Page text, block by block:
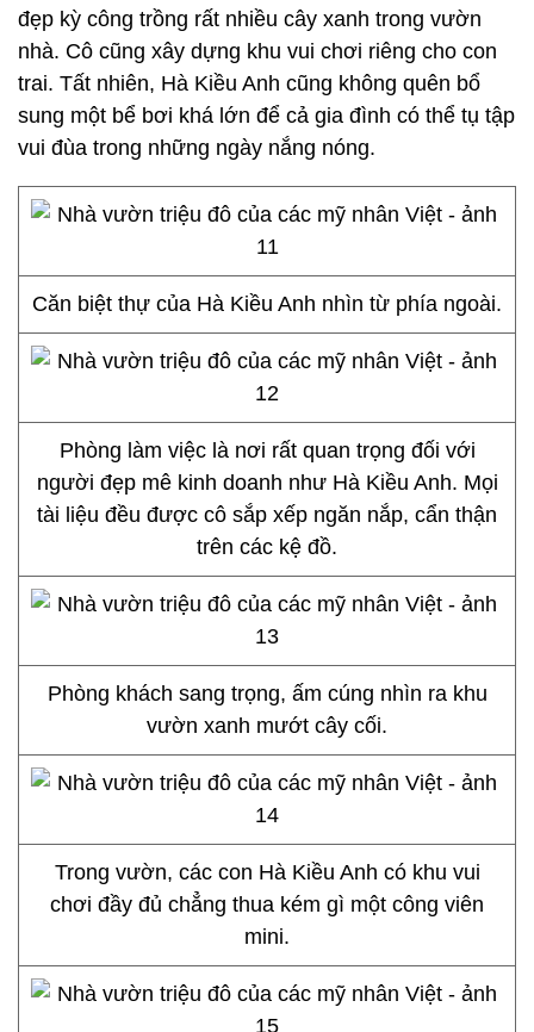
đẹp kỳ công trồng rất nhiều cây xanh trong vườn
nhà. Cô cũng xây dựng khu vui chơi riêng cho con
trai. Tất nhiên, Hà Kiều Anh cũng không quên bổ
sung một bể bơi khá lớn để cả gia đình có thể tụ tập
vui đùa trong những ngày nắng nóng.
Căn biệt thự của Hà Kiều Anh nhìn từ phía ngoài.
Phòng làm việc là nơi rất quan trọng đối với
người đẹp mê kinh doanh như Hà Kiều Anh. Mọi
tài liệu đều được cô sắp xếp ngăn nắp, cẩn thận
trên các kệ đồ.
Phòng khách sang trọng, ấm cúng nhìn ra khu
vườn xanh mướt cây cối.
Trong vườn, các con Hà Kiều Anh có khu vui
chơi đầy đủ chẳng thua kém gì một công viên
mini.